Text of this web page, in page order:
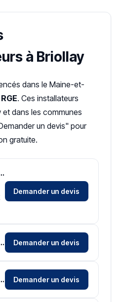
à Briollay
dans le Maine-et-
. Ces installateurs
dans les communes
un devis" pour
gratuite.
Maine-et-Loire
Demander un devis
Maine-et-Loire Demander un devis
Maine-et-Loire Demander un devis